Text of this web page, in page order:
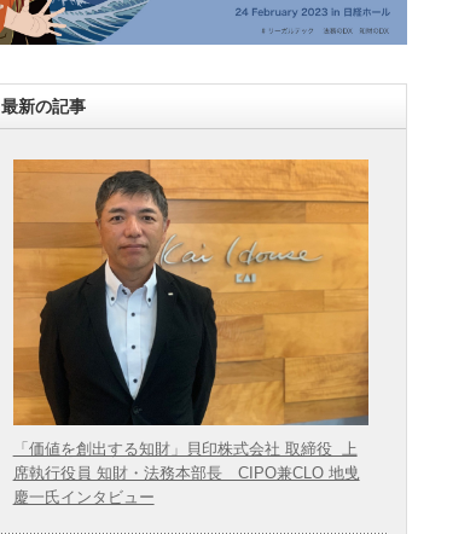
最新の記事
「価値を創出する知財」貝印株式会社 取締役 上
席執行役員 知財・法務本部長 CIPO兼CLO 地曵
慶一氏インタビュー